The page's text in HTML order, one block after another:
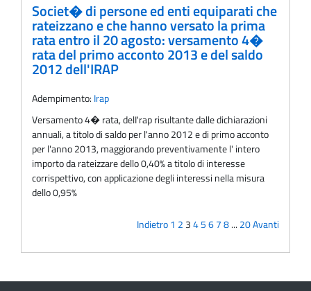
Societ� di persone ed enti equiparati che
rateizzano e che hanno versato la prima
rata entro il 20 agosto: versamento 4�
rata del primo acconto 2013 e del saldo
2012 dell'IRAP
Adempimento: Irap
Versamento 4� rata, delI'rap risultante dalle dichiarazioni
annuali, a titolo di saldo per l'anno 2012 e di primo acconto
per l'anno 2013, maggiorando preventivamente l' intero
importo da rateizzare dello 0,40% a titolo di interesse
corrispettivo, con applicazione degli interessi nella misura
dello 0,95%
Indietro1 2 345678... 20Avanti